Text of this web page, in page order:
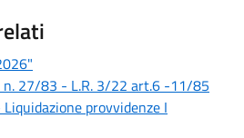
n. 27/83 - L.R. 3/22 art.6 -11/85
provvidenze I